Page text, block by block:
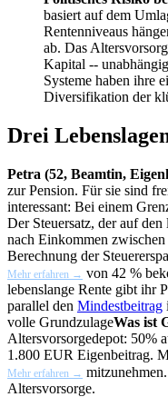
basiert auf dem
Rentenniveaus
ab. Das
Kapital --
Systeme haben ihre
Diversifikation der
Drei
Petra (52, Beamtin,
zur Pension. Für sie sind
interessant: Bei einem
Der Steuersatz, der auf
nach Einkommen
Berechnung der
Mehr erfahren → von 42 %
lebenslange Rente gibt ihr
parallel den Mindestbeitrag
volle GrundzulageWas ist
Altersvorsorgedepot: 50%
1.800 EUR Eigenbeitrag.
Mehr erfahren →
Altersvorsorge.